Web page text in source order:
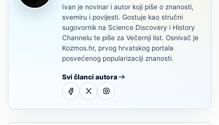
Ivan je novinar i autor koji piše o znanosti,
svemiru i povijesti. Gostuje kao stručni
sugovornik na Science Discovery i History
Channelu te piše za Večernji list. Osnivač je
Kozmos.hr, prvog hrvatskog portala
posvećenog popularizaciji znanosti.
Svi članci autora